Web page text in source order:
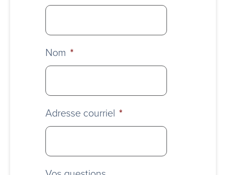
Nom *
Adresse courriel *